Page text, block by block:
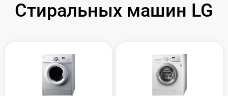
Стиральных машин LG